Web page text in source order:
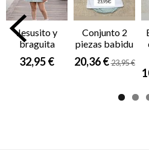
Jesusito y
braguita
32,95 €
Conjunto 2
piezas babidu
20,36 €23,95 €